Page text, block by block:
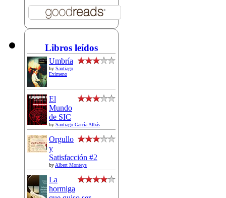
Libros leídos
Umbría
by Santiago
Eximeno
El
Mundo
de SIC
by Santiago García Albás
Orgullo
y
Satisfacción #2
by Albert Monteys
La
hormiga